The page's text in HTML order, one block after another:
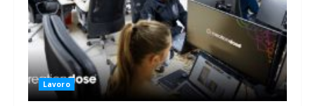
Lavoro